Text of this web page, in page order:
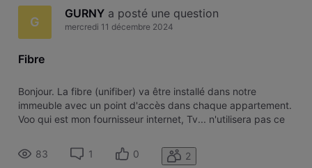
G
GURNY a posté une question
mercredi 11 décembre 2024
Fibre
Bonjour. La fibre (unifiber) va être installé dans notre
immeuble avec un point d'accès dans chaque appartement.
Voo qui est mon fournisseur internet, Tv... n'utilisera pas ce
avec ce point d'accès, je dois passer chez Proximus ou
Scarlet o
83 1 0 2